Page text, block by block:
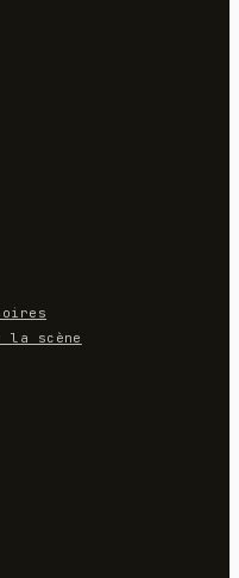
scène